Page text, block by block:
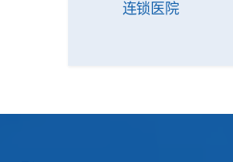
连锁医院